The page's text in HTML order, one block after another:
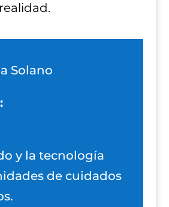
Solano
y la tecnología
de cuidados